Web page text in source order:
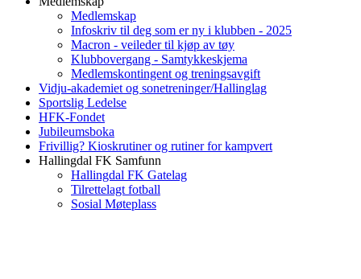
Medlemskap
Infoskriv til deg som er ny i klubben - 2025
Macron - veileder til kjøp av tøy
Klubbovergang - Samtykkeskjema
Medlemskontingent og treningsavgift
Vidju-akademiet og sonetreninger/Hallinglag
Sportslig Ledelse
HFK-Fondet
Jubileumsboka
Frivillig? Kioskrutiner og rutiner for kampvert
Hallingdal FK Samfunn
Hallingdal FK Gatelag
Tilrettelagt fotball
Sosial Møteplass